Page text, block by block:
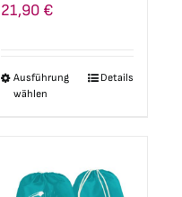
21,90 €
Ausführung
wählen
Dieses
Varianten
Details